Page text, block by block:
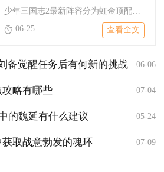
少年三国志2最新阵容分为虹金顶配国家队、四大阵营主流国家队、...
06-25
查看全文
备觉醒任务后有何新的挑战 06-06
略有哪些 07-04
的魏延有什么建议 05-24
取战意勃发的魂环 07-09